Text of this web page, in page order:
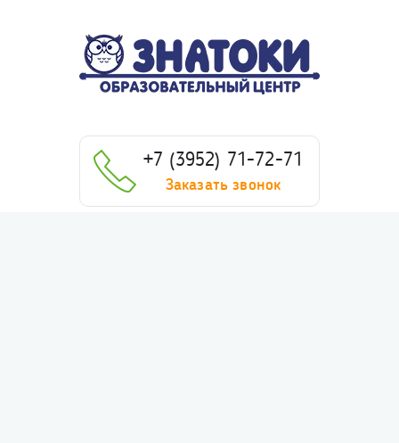
+7 (3952) 71-72-71
Заказать звонок